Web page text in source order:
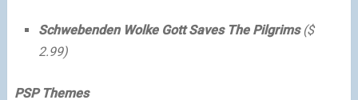
Schwebenden Wolke Gott Saves The Pilgrims($
2.99)
PSP Themes